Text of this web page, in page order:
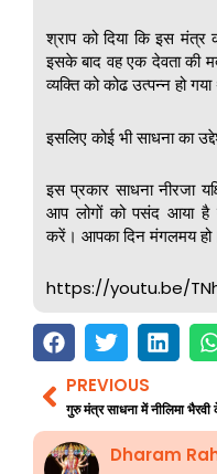
श्राप को दिया कि इस मंत्र
इसके बाद वह एक देवता की
व्यक्ति को कोढ उत्पन्न हो
इसलिए कोई भी साधना का
इस प्रकार साधना नीरजा
आप लोगों को पसंद आया
करें। आपका दिन मंगलमय
https://youtu.be/
Prev
PREVIOUS
Dharam